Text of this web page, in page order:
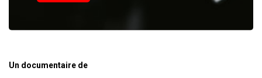
Un documentaire de